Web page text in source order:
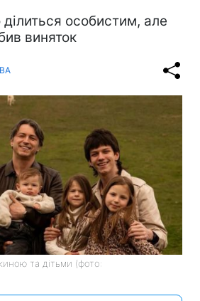
ділиться особистим, але
виняток
та дітьми (фото: